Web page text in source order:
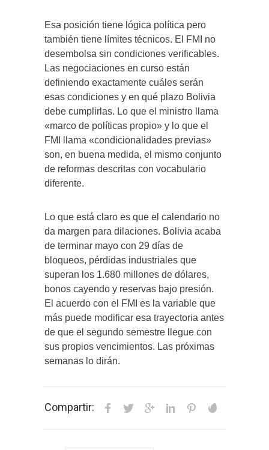
Esa posición tiene lógica política pero
también tiene límites técnicos. El FMI no
desembolsa sin condiciones verificables.
Las negociaciones en curso están
definiendo exactamente cuáles serán
esas condiciones y en qué plazo Bolivia
debe cumplirlas. Lo que el ministro llama
«marco de políticas propio» y lo que el
FMI llama «condicionalidades previas»
son, en buena medida, el mismo conjunto
de reformas descritas con vocabulario
diferente.
Lo que está claro es que el calendario no
da margen para dilaciones. Bolivia acaba
de terminar mayo con 29 días de
bloqueos, pérdidas industriales que
superan los 1.680 millones de dólares,
bonos cayendo y reservas bajo presión.
El acuerdo con el FMI es la variable que
más puede modificar esa trayectoria antes
de que el segundo semestre llegue con
sus propios vencimientos. Las próximas
semanas lo dirán.
Compartir: